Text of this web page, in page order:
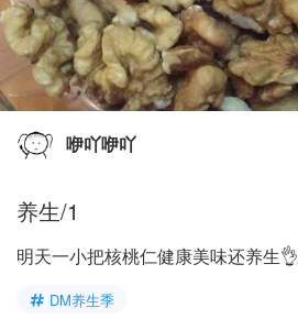
咿吖咿吖
养生/1
明天一小把核桃仁健康美味还养生👌
DM养生季